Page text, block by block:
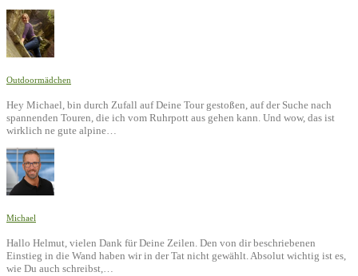
Outdoormädchen
Hey Michael, bin durch Zufall auf Deine Tour gestoßen, auf der Suche nach
spannenden Touren, die ich vom Ruhrpott aus gehen kann. Und wow, das ist
wirklich ne gute alpine…
Michael
Hallo Helmut, vielen Dank für Deine Zeilen. Den von dir beschriebenen
Einstieg in die Wand haben wir in der Tat nicht gewählt. Absolut wichtig ist es,
wie Du auch schreibst,…